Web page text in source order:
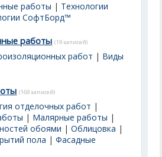
работы | Технологии
СофтБорд™
работы (19 записей)
работ | Виды
(169 записей)
отделочных работ |
| Малярные работы |
обоями |Облицовка |
пола |Фасадные